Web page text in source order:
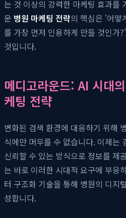
는 것 이상의 강력한 마케팅 효과를
운 병원 마케팅 전략의 핵심은 '어떻
를 가장 먼저 인용하게 만들 것인가
것입니다.
메디고라운드: AI 시대
케팅 전략
변화된 검색 환경에 대응하기 위해
식에만 머무를 수 없습니다. 이제는
신뢰할 수 있는 방식으로 정보를 제
는 바로 이러한 시대적 요구에 부응
터 구조화 기술을 통해 병원의 디지
성합니다.